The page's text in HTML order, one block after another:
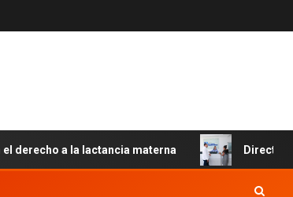
a la lactancia materna Director del SNS